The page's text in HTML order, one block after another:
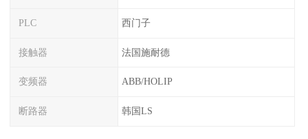
PLC 西门子
接触器 法国施耐德
变频器 ABB/HOLIP
断路器 韩国LS